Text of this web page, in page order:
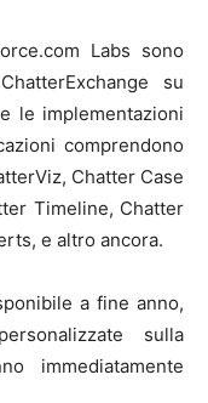
Labs sono
su
le implementazioni
comprendono
Chatter Case
Timeline, Chatter
e altro ancora.
a fine anno,
sulla
immediatamente